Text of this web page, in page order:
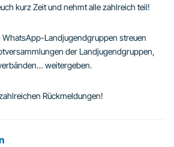
kurz Zeit und nehmt alle zahlreich teil!
WhatsApp-Landjugendgruppen streuen
der Landjugendgruppen,
weitergeben.
Rückmeldungen!